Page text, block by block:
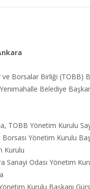
Borsalar Birliği (TOBB)
Belediye
TOBB Yönetim Kurulu
Yönetim Kurulu
Kurulu
Sanayi Odası Yönetim
Kurulu Başkanı